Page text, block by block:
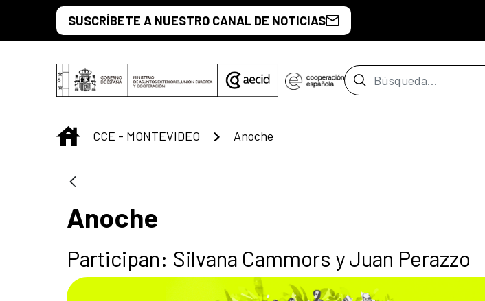
Saltar al contenido principal
SUSCRÍBETE A NUESTRO CANAL DE NOTICIAS
Barra de búsqueda
INICIO
CCE - MONTEVIDEO Anoche
Anoche
Participan: Silvana Cammors y Juan Perazzo